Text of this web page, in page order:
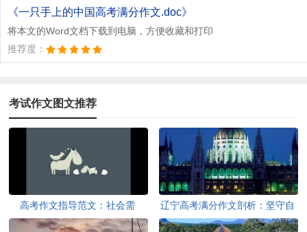
《一只手上的中国高考满分作文.doc》
将本文的Word文档下载到电脑，方便收藏和打印
推荐度：
文档为doc格式
考试作文图文推荐
高考作文指导范文：社会需
要“领头羊”
辽宁高考满分作文剖析：坚守自
我